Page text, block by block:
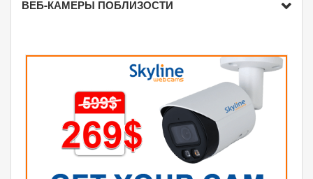
ВЕБ-КАМЕРЫ ПОБЛИЗОСТИ